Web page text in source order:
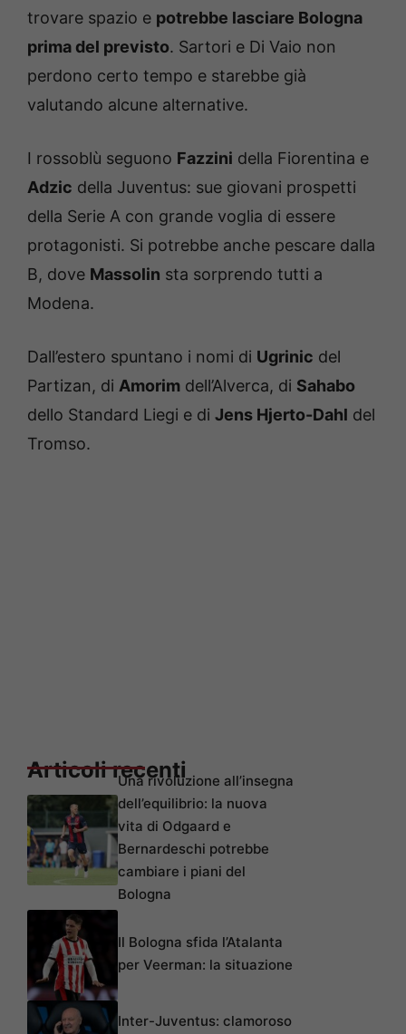
trovare spazio e potrebbe lasciare Bologna
prima del previsto. Sartori e Di Vaio non
perdono certo tempo e starebbe già
valutando alcune alternative.
I rossoblù seguono Fazzini della Fiorentina e
Adzic della Juventus: sue giovani prospetti
della Serie A con grande voglia di essere
protagonisti. Si potrebbe anche pescare dalla
B, dove Massolin sta sorprendo tutti a
Modena.
Dall’estero spuntano i nomi di Ugrinic del
Partizan, di Amorim dell’Alverca, di Sahabo
dello Standard Liegi e di Jens Hjerto-Dahl del
Tromso.
Articoli recentiUna rivoluzione all’insegna
dell’equilibrio: la nuova
vita di Odgaard e
Bernardeschi potrebbe
cambiare i piani del
Bologna
Il Bologna sfida l’Atalanta
per Veerman: la situazione
Inter-Juventus: clamoroso